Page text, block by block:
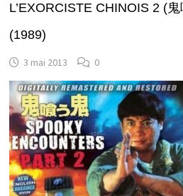
L’EXORCISTE CHINOIS 2 (
(1989)
3 mai 2013 0